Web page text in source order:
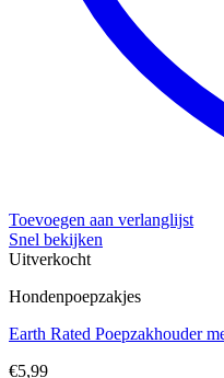
Toevoegen aan verlanglijst
Snel bekijken
Uitverkocht
Hondenpoepzakjes
Earth Rated Poepzakhouder
€5,99